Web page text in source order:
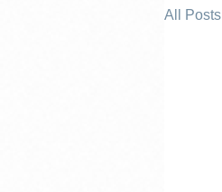
All Posts